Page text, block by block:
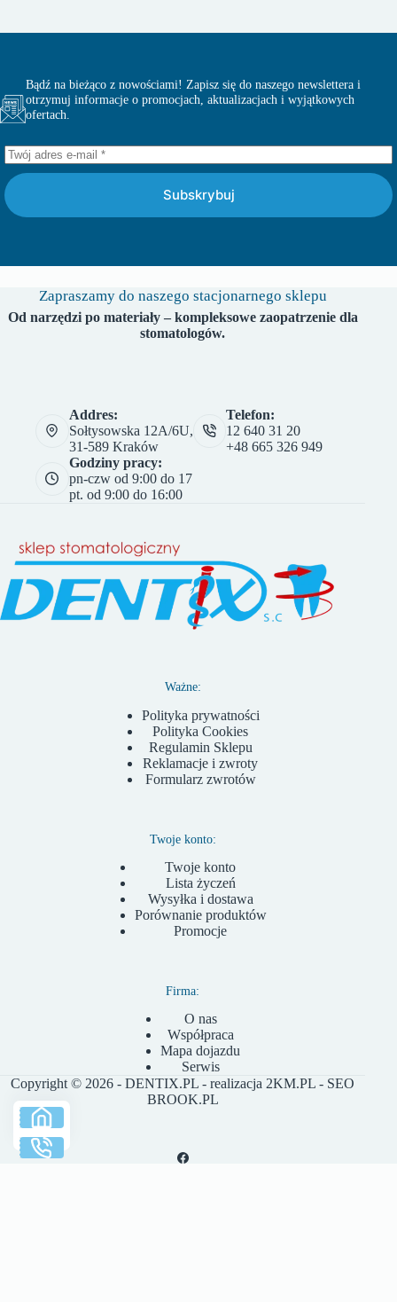
Bądź na bieżąco z nowościami! Zapisz się do naszego newslettera i
otrzymuj informacje o promocjach, aktualizacjach i wyjątkowych
ofertach.
Subskrybuj
Zapraszamy do naszego stacjonarnego sklepu
Od narzędzi po materiały – kompleksowe zaopatrzenie dla
stomatologów.
Addres:
Sołtysowska 12A/6U,
31-589 Kraków
Telefon:
12 640 31 20
+48 665 326 949
Godziny pracy:
pn-czw od 9:00 do 17
pt. od 9:00 do 16:00
Ważne:
Polityka prywatności
Polityka Cookies
Regulamin Sklepu
Reklamacje i zwroty
Formularz zwrotów
Twoje konto:
Twoje konto
Lista życzeń
Wysyłka i dostawa
Porównanie produktów
Promocje
Firma:
O nas
Współpraca
Mapa dojazdu
Serwis
Copyright © 2026 - DENTIX.PL - realizacja 2KM.PL - SEO
BROOK.PL